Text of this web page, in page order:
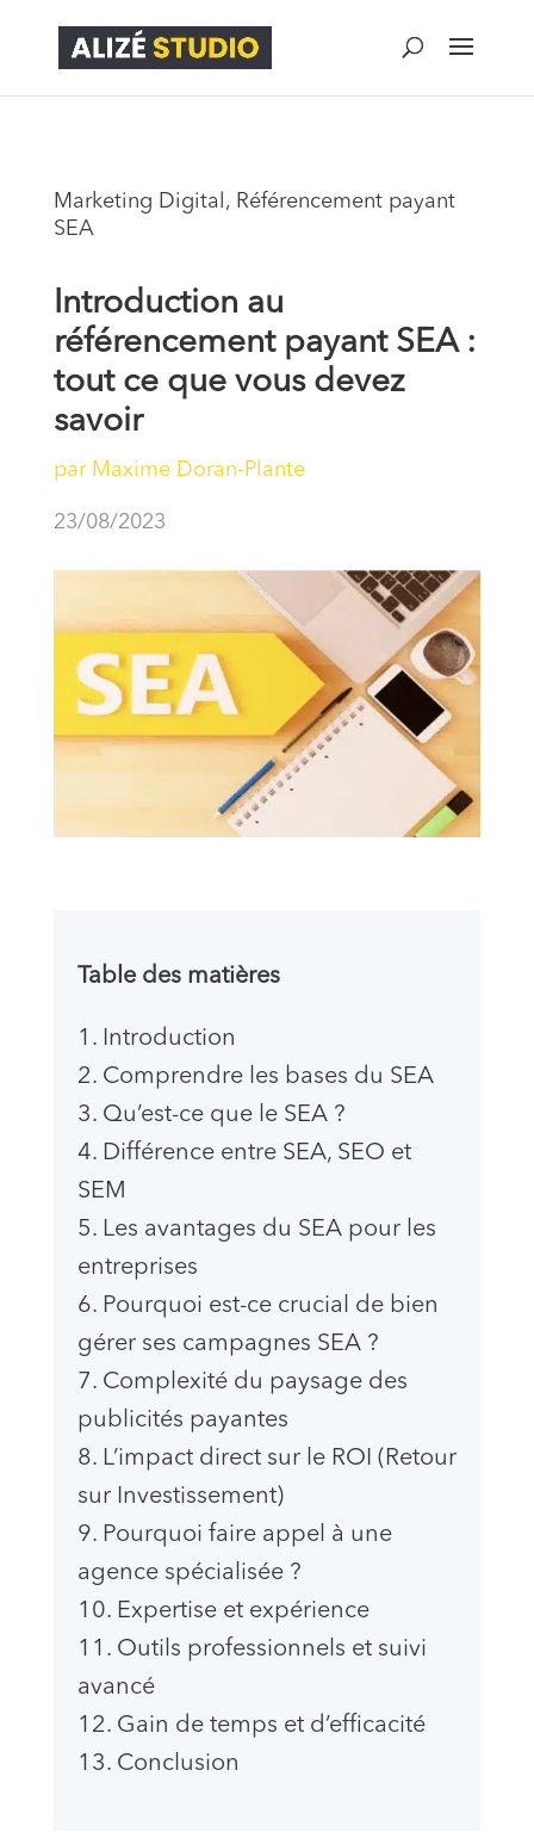
Marketing Digital , Référencement payant
SEA
Introduction au
référencement payant SEA :
tout ce que vous devez
savoir
par Maxime Doran-Plante
23/08/2023
Table des matières
1. Introduction
2. Comprendre les bases du SEA
3. Qu’est-ce que le SEA ?
4. Différence entre SEA, SEO et
SEM
5. Les avantages du SEA pour les
entreprises
6. Pourquoi est-ce crucial de bien
gérer ses campagnes SEA ?
7. Complexité du paysage des
publicités payantes
8. L’impact direct sur le ROI (Retour
sur Investissement)
9. Pourquoi faire appel à une
agence spécialisée ?
10. Expertise et expérience
11. Outils professionnels et suivi
avancé
12. Gain de temps et d’efficacité
13. Conclusion